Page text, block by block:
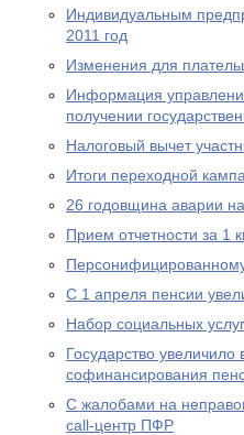
Индивидуальным
2011 год
Изменения для
Информация
получении
Налоговый вычет
Итоги переходной
26 годовщина аварии
Прием отчетности за 1
С 1 апреля пенсии
Набор социальных
Государство увеличило
софинансирования
С жалобами на
call-центр ПФР